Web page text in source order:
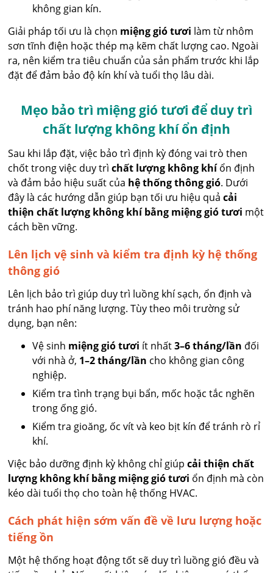
không gian kín.
Giải pháp tối ưu là chọn miệng gió tươi làm từ nhôm
sơn tĩnh điện hoặc thép mạ kẽm chất lượng cao. Ngoài
ra, nên kiểm tra tiêu chuẩn của sản phẩm trước khi lắp
đặt để đảm bảo độ kín khí và tuổi thọ lâu dài.
Mẹo bảo trì miệng gió tươi để duy trì
chất lượng không khí ổn định
Sau khi lắp đặt, việc bảo trì định kỳ đóng vai trò then
chốt trong việc duy trìchất lượng không khíổn định
và đảm bảo hiệu suất của hệ thống thông gió. Dưới
đây là các hướng dẫn giúp bạn tối ưu hiệu quảcải
thiện chất lượng không khí bằng miệng gió tươi một
cách bền vững.
Lên lịch vệ sinh và kiểm tra định kỳ hệ thống
thông gió
Lên lịch bảo trì giúp duy trì luồng khí sạch, ổn định và
tránh hao phí năng lượng. Tùy theo môi trường sử
dụng, bạn nên:
Vệ sinh miệng gió tươi ít nhất3–6 tháng/lần đối
với nhà ở, 1–2 tháng/lần cho không gian công
nghiệp.
Kiểm tra tình trạng bụi bẩn, mốc hoặc tắc nghẽn
trong ống gió.
Kiểm tra gioăng, ốc vít và keo bịt kín để tránh rò rỉ
khí.
Việc bảo dưỡng định kỳ không chỉ giúpcải thiện chất
lượng không khí bằng miệng gió tươi ổn định mà còn
kéo dài tuổi thọ cho toàn hệ thống HVAC.
Cách phát hiện sớm vấn đề về lưu lượng hoặc
tiếng ồn
Một hệ thống hoạt động tốt sẽ duy trì luồng gió đều và